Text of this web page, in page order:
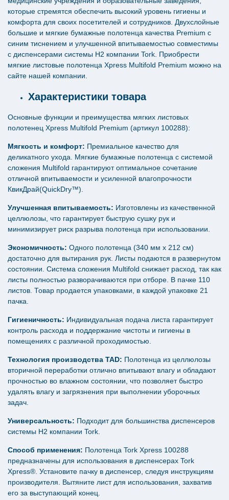
которые стремятся обеспечить высокий уровень гигиены и
комфорта для своих посетителей и сотрудников. Двухслойные
большие и мягкие бумажные полотенца качества Premium с
синим тиснением и улучшенной впитываемостью совместимы
с диспенсерами системы H2 компании Tork. Приобрести
мягкие листовые полотенца Xpress Multifold Premium можно на
сайте нашей компании.
Характеристики товара
Основные функции и преимущества мягких листовых
полотенец Xpress Multifold Premium (артикул 100288):
Мягкость и комфорт: Премиальное качество для
деликатного ухода. Мягкие бумажные полотенца с системой
сложения Multifold гарантируют оптимальное сочетание
отличной впитываемости и усиленной влагопрочности
КвикДрай(QuickDry™).
Улучшенная впитываемость: Изготовлены из качественной
целлюлозы, что гарантирует быструю сушку рук и
минимизирует риск разрыва полотенца при использовании.
Экономичность: Одного полотенца (340 мм х 212 см)
достаточно для вытирания рук. Листы подаются в развернутом
состоянии. Система сложения Multifold снижает расход, так как
листы полностью разворачиваются при отборе. В пачке 110
листов. Товар продается упаковками, в каждой упаковке 21
пачка.
Гигиеничность: Индивидуальная подача листа гарантирует
контроль расхода и поддержание чистоты и гигиены в
помещениях с различной проходимостью.
Технология производства TAD: Полотенца из целлюлозы
вторичной переработки отлично впитывают влагу и обладают
прочностью во влажном состоянии, что позволяет быстро
удалять влагу и загрязнения при выполнении уборочных
задач.
Универсальность: Подходит для большинства диспенсеров
системы H2 компании Tork.
Способ применения: Полотенца Tork Xpress 100288
предназначены для использования в диспенсерах Tork
Xpress®. Установите пачку в диспенсер, следуя инструкциям
производителя. Вытяните лист для использования, захватив
его за выступающий конец.